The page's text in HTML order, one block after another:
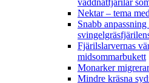
Nektar – tema
Snabb
Fjärilslarvernas
midsommarbukett
Monarker
Mindre kräsna